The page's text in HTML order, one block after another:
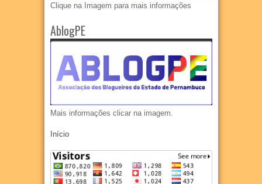
Clique na Imagem para mais informações
AblogPE
Mais informações clicar na imagem.
Início